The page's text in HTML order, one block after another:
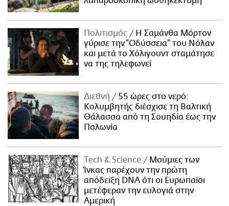
Πολιτισμός
Η Σαμάνθα Μόρτον
γύρισε την “Οδύσσεια” του Νόλαν
και μετά το Χόλιγουντ σταμάτησε
να της τηλεφωνεί
Διεθνή
55 ώρες στο νερό:
Κολυμβητής διέσχισε τη Βαλτική
Θάλασσα από τη Σουηδία έως την
Πολωνία
Τech & Science
Μούμιες των
Ίνκας παρέχουν την πρώτη
απόδειξη DNA ότι οι Ευρωπαίοι
μετέφεραν την ευλογιά στην
Αμερική